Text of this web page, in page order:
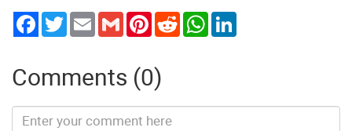
TwitterEmail Gmail PinterestReddit WhatsApp
Comments (0)